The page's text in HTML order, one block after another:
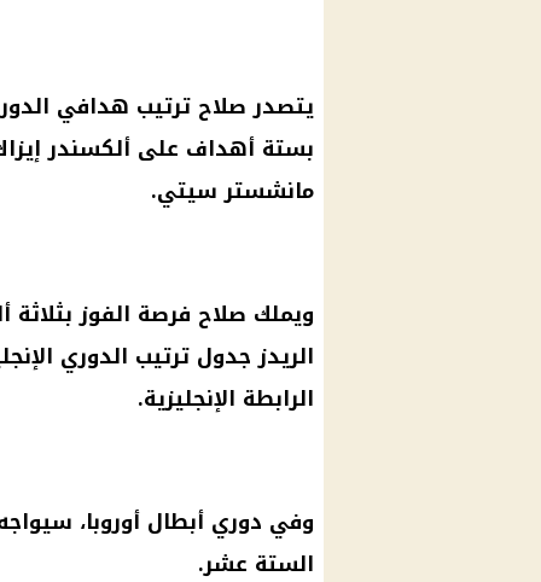
بستة أهداف على ألكسندر
مانشستر سيتي.
ويملك صلاح فرصة الفوز
الريدز جدول ترتيب الدوري
الرابطة الإنجليزية.
وفي دوري أبطال أوروبا،
الستة عشر.